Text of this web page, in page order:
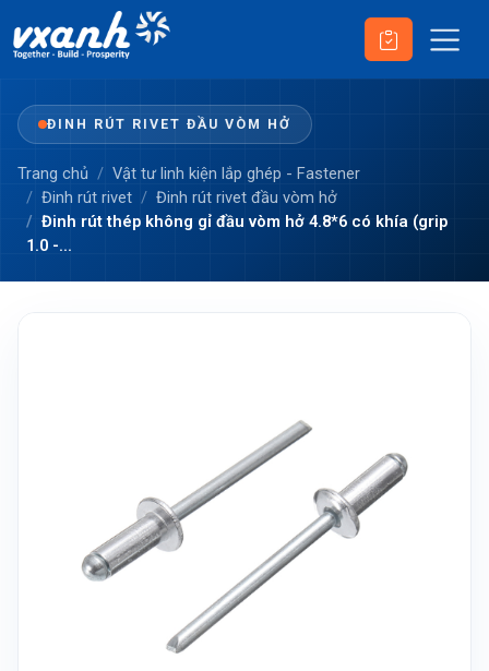
ĐINH RÚT RIVET ĐẦU VÒM HỞ
Trang chủ
Vật tư linh kiện lắp ghép - Fastener
Đinh rút rivet
Đinh rút rivet đầu vòm hở
Đinh rút thép không gỉ đầu vòm hở 4.8*6 có khía (grip
1.0 -...